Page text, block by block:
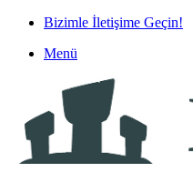
Bizimle İletişime Geçin!
Menü